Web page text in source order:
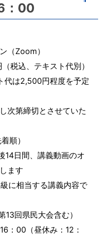
：00
Zoom）
税込、テキスト代別）
代は2,500円程度を予定
次第締切とさせていた
順）
日間、講義動画のオ
ます
に相当する講義内容で
回県民大会含む）
：00（昼休み：12：